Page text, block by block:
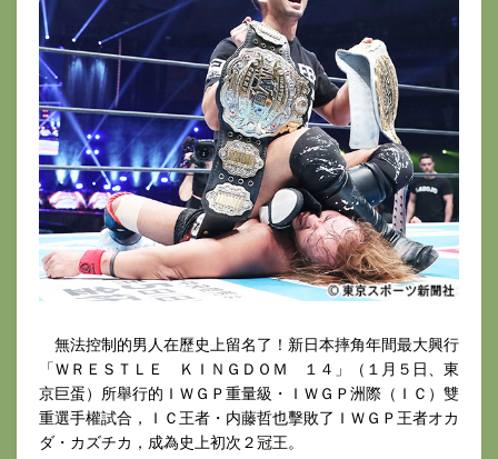
無法控制的男人在歷史上留名了！新日本摔角年間最大興行
「ＷＲＥＳＴＬＥ ＫＩＮＧＤＯＭ １４」（１月５日、東
京巨蛋）所舉行的ＩＷＧＰ重量級・ＩＷＧＰ洲際（ＩＣ）雙
重選手權試合，ＩＣ王者・内藤哲也擊敗了ＩＷＧＰ王者オカ
ダ・カズチカ，成為史上初次２冠王。